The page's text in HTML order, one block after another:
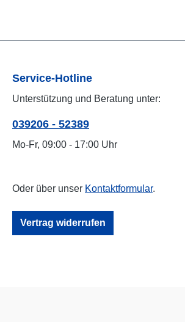
Service-Hotline
Unterstützung und Beratung unter:
039206 - 52389
Mo-Fr, 09:00 - 17:00 Uhr
Oder über unser Kontaktformular.
Vertrag widerrufen